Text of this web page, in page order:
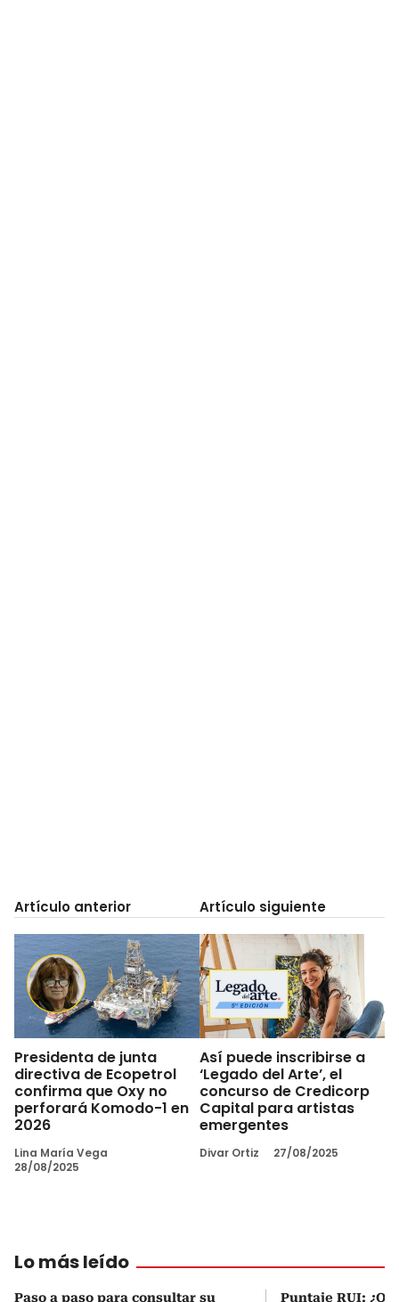
Artículo anterior
Presidenta de junta
directiva de Ecopetrol
confirma que Oxy no
perforará Komodo-1 en
2026
Lina María Vega
28/08/2025
Artículo siguiente
Así puede inscribirse a
‘Legado del Arte’, el
concurso de Credicorp
Capital para artistas
emergentes
Divar Ortiz 27/08/2025
Lo más leído
Paso a paso para consultar su Puntaje RUI: